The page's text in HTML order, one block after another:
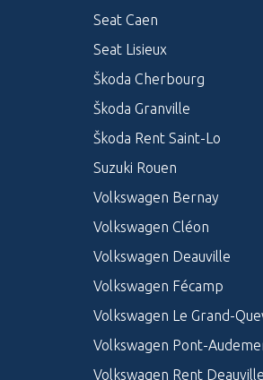
Seat Caen
Seat Lisieux
Škoda Cherbourg
Škoda Granville
Škoda Rent Saint-Lo
Suzuki Rouen
Volkswagen Bernay
Volkswagen Cléon
Volkswagen Deauville
Volkswagen Fécamp
Volkswagen Le Grand-
Volkswagen Pont-
Volkswagen Rent Deauville